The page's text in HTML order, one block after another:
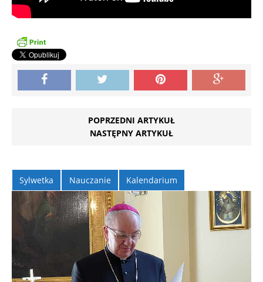
POPRZEDNI ARTYKUŁ
NASTĘPNY ARTYKUŁ
Sylwetka Nauczanie Kalendarium